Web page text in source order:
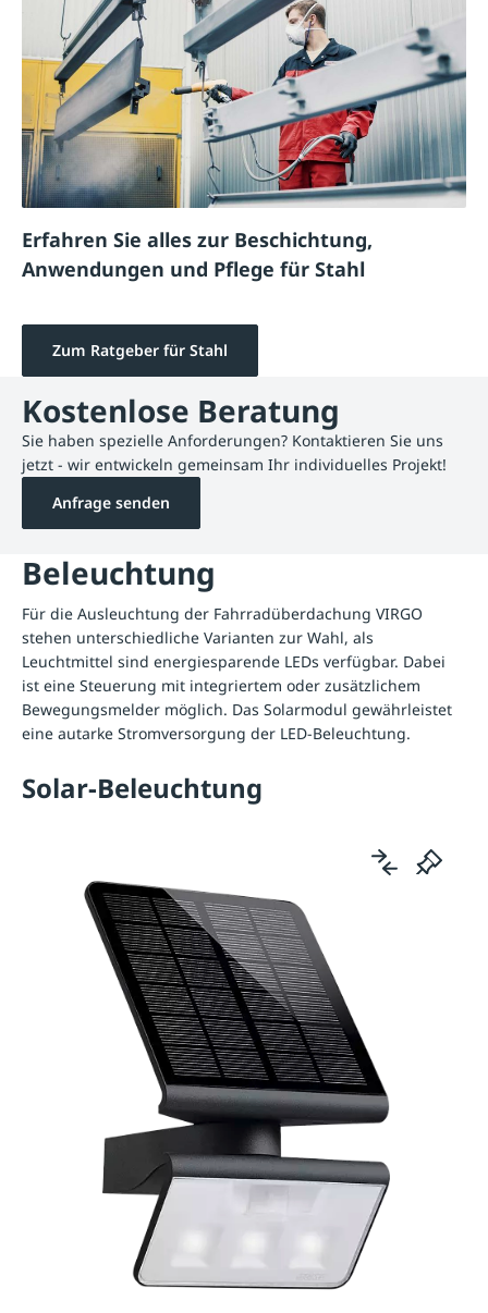
Erfahren Sie alles zur Beschichtung,
Anwendungen und Pflege für Stahl
Zum Ratgeber für Stahl
Kostenlose Beratung
Sie haben spezielle Anforderungen? Kontaktieren Sie uns
jetzt - wir entwickeln gemeinsam Ihr individuelles Projekt!
Anfrage senden
Beleuchtung
Für die Ausleuchtung der Fahrradüberdachung VIRGO
stehen unterschiedliche Varianten zur Wahl, als
Leuchtmittel sind energiesparende LEDs verfügbar. Dabei
ist eine Steuerung mit integriertem oder zusätzlichem
Bewegungsmelder möglich. Das Solarmodul gewährleistet
eine autarke Stromversorgung der LED-Beleuchtung.
Solar-Beleuchtung